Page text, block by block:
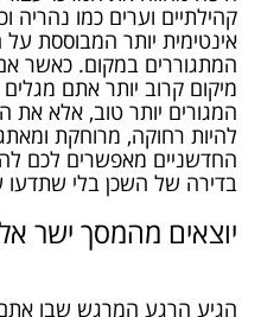
קהילתיים וערים כמו נהריה
אינטימית יותר המבוססת
המתגוררים במקום. כאשר
מיקום קרוב יותר אתם
המגורים יותר טוב, אלא
להיות רחוקה, מרוחקת
החדשניים מאפשרים לכם
בדירה של השכן בלי שתדעו
יוצאים מהמסך ישר
הגיע הרגע המרגש שבו